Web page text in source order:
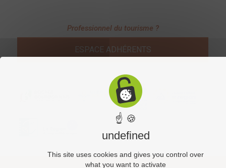
Professionnel du tourisme ?
ESPACE ADHÉRENTS
☝ 🍪
undefined
This site uses cookies and gives you control over
what you want to activate